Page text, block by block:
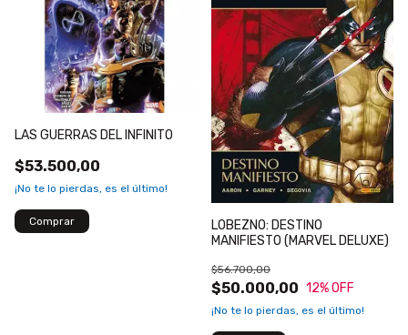
LAS GUERRAS DEL INFINITO
$53.500,00
¡No te lo pierdas, es el último!
LOBEZNO: DESTINO
MANIFIESTO (MARVEL DELUXE)
$50.000,00
$56.700,00
12% OFF
¡No te lo pierdas, es el último!